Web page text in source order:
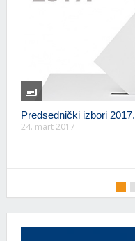
Predsednički izbori 2017.
24. mart 2017